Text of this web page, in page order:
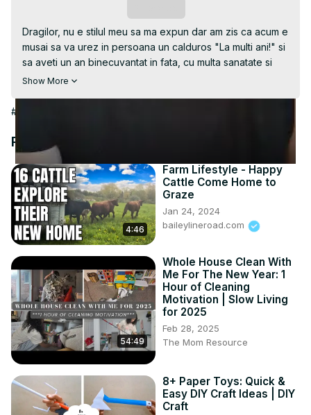
Video
Dragilor, nu e stilul meu sa ma expun dar am zis ca acum e
musai sa va urez in persoana un calduros "La multi ani!" si
sa aveti un an binecuvantat in fata, cu multa sanatate si
impliniri.
serviciul meu normal si casa. N-am mai gasit energie
pentru nimic altceva. Dar mare parte din vindecare tot
hobbiurile mele, canalul asta si blogurile, sunt impulsul
major, alaturi de familie. In ciuda lipsei mele de pe aici, mi-
ati ramas alaturi si va sunt recunoscatoare pentru fiecare
mesaj si comentariu pe care, din timpul dvs pretios, ati
avut generozitatea sa-l lasati. Va urez tuturor tot binele
din lume si va invit sa gatim, in continuare, impreuna caci
doar gatim cu drag si de placere! La multi ani!
Show More
#Hobbies & Leisure
Recommended Videos
4:46
Farm Lifestyle - Happy
Cattle Come Home to
Graze
Jan 24, 2024
baileylineroad.com
54:49
Whole House Clean With
Me For The New Year: 1
Hour of Cleaning
Motivation | Slow Living
for 2025
Feb 28, 2025
The Mom Resource
8+ Paper Toys: Quick &
Easy DIY Craft Ideas | DIY
Craft